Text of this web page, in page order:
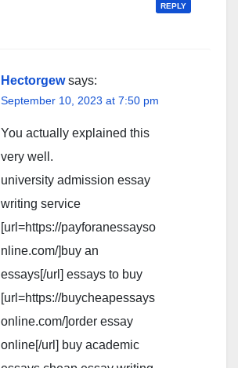
REPLY
Hectorgew says:
September 10, 2023 at 7:50 pm
You actually explained this
very well.
university admission essay
writing service
[url=https://payforanessayso
nline.com/]buy an
essays[/url] essays to buy
[url=https://buycheapessays
online.com/]order essay
online[/url] buy academic